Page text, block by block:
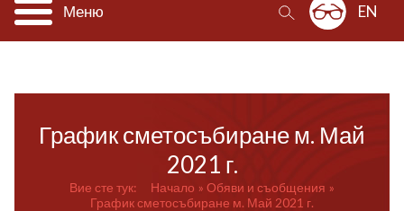
Меню EN
График сметосъбиране м. Май
2021 г.
Вие сте тук: Начало
Обяви и съобщения
График сметосъбиране м. Май 2021 г.